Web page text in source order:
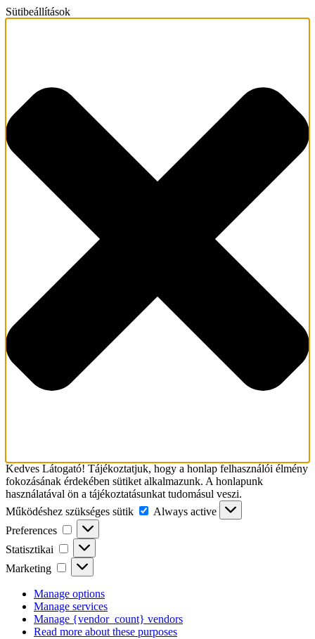
Sütibeállítások
Kedves Látogató! Tájékoztatjuk, hogy a honlap felhasználói élmény
fokozásának érdekében sütiket alkalmazunk. A honlapunk
használatával ön a tájékoztatásunkat tudomásul veszi.
Működéshez szükséges sütik
Működéshez
szükséges
Always active
Preferences
Preferences
Statisztikai Statisztikai
Marketing Marketing
Manage options
Manage services
Manage {vendor_count} vendors
Read more about these purposes